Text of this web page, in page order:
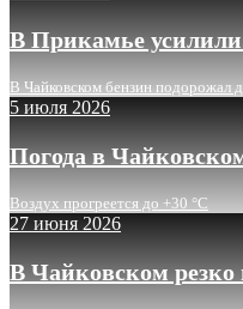
В Прикамье усилили
В Чайковском бензин подорожал
5 июля 2026
Погода в
Воздух прогреется до +30 °C
27 июня 2026
В Чайковском